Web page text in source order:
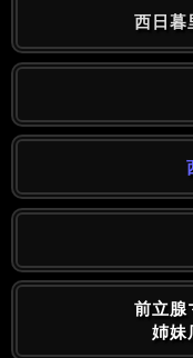
西日暮
前立腺
姉妹